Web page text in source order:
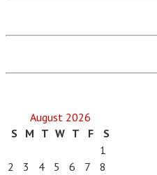
August 2026
S
M T W T F
S
1
2
3 4 5 6 7 8